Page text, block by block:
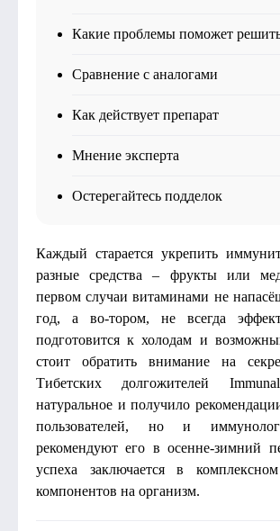
Какие проблемы поможет
Сравнение с аналогами
Как действует препарат
Мнение эксперта
Остерегайтесь подделок
Каждый старается укрепить
разные средства – фрукты или
первом случаи витаминами не
год, а во-тором, не всегда
подготовится к холодам и
стоит обратить внимание на
Тибетских долгожителей
натуральное и получило
пользователей, но и
рекомендуют его в осенне-зимний
успеха заключается в
компонентов на организм.